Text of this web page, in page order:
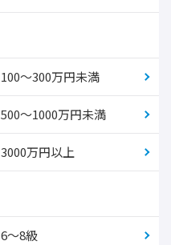
100～300万円未満
500～1000万円未満
3000万円以上
6～8級